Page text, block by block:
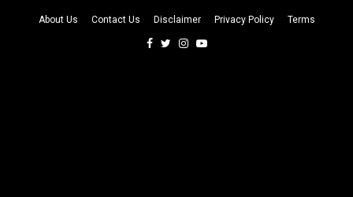
About Us Contact Us Disclaimer Privacy Policy Terms
Facebook
TwitterInstagram
Youtube